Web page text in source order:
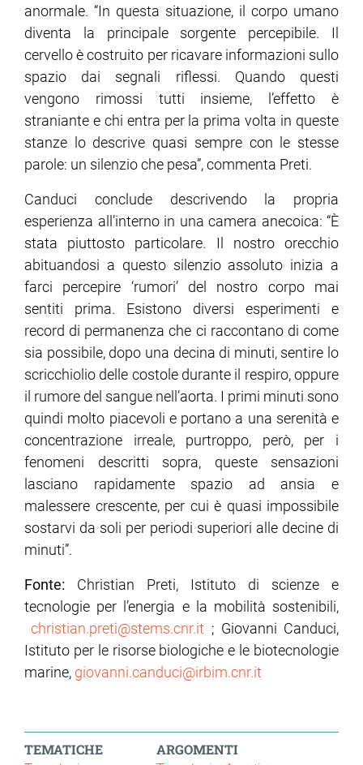
anormale. “In questa situazione, il corpo umano
diventa la principale sorgente percepibile. Il
cervello è costruito per ricavare informazioni sullo
spazio dai segnali riflessi. Quando questi
vengono rimossi tutti insieme, l’effetto è
straniante e chi entra per la prima volta in queste
stanze lo descrive quasi sempre con le stesse
parole: un silenzio che pesa”, commenta Preti.
Canduci conclude descrivendo la propria
esperienza all’interno in una camera anecoica: “È
stata piuttosto particolare. Il nostro orecchio
abituandosi a questo silenzio assoluto inizia a
farci percepire ‘rumori’ del nostro corpo mai
sentiti prima. Esistono diversi esperimenti e
record di permanenza che ci raccontano di come
sia possibile, dopo una decina di minuti, sentire lo
scricchiolio delle costole durante il respiro, oppure
il rumore del sangue nell’aorta. I primi minuti sono
quindi molto piacevoli e portano a una serenità e
concentrazione irreale, purtroppo, però, per i
fenomeni descritti sopra, queste sensazioni
lasciano rapidamente spazio ad ansia e
malessere crescente, per cui è quasi impossibile
sostarvi da soli per periodi superiori alle decine di
minuti”.
Fonte: Christian Preti, Istituto di scienze e
tecnologie per l’energia e la mobilità sostenibili,
christian.preti@stems.cnr.it ; Giovanni Canduci,
Istituto per le risorse biologiche e le biotecnologie
marine, giovanni.canduci@irbim.cnr.it
TEMATICHE ARGOMENTI